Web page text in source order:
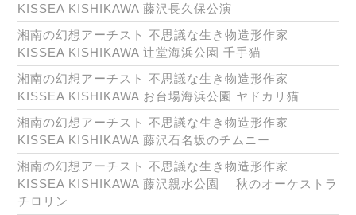
KISSEA KISHIKAWA 藤沢長久保公演
湘南の幻想アーチスト 不思議な生き物造形作家
KISSEA KISHIKAWA 辻堂海浜公園 千手猫
湘南の幻想アーチスト 不思議な生き物造形作家
KISSEA KISHIKAWA お台場海浜公園 ヤドカリ猫
湘南の幻想アーチスト 不思議な生き物造形作家
KISSEA KISHIKAWA 藤沢石名坂のチムニー
湘南の幻想アーチスト 不思議な生き物造形作家
KISSEA KISHIKAWA 藤沢親水公園 秋のオーケストラ
チロリン